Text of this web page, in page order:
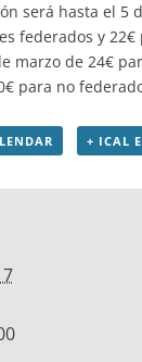
será hasta el 5
federados y
marzo de 24€
para no
+ ICAL